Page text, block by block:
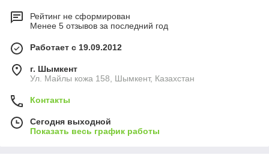
Рейтинг не сформирован
Менее 5 отзывов за последний год
Работает с 19.09.2012
г. Шымкент
Ул. Майлы кожа 158, Шымкент, Казахстан
Контакты
Сегодня выходной
Показать весь график работы